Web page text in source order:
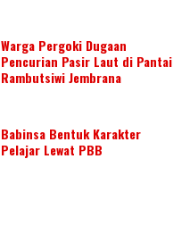
Warga Pergoki Dugaan
Pencurian Pasir Laut di Pantai
Rambutsiwi Jembrana
Babinsa Bentuk Karakter
Pelajar Lewat PBB